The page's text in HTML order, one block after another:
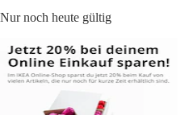
Nur noch heute gültig